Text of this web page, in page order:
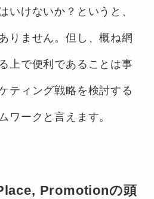
いけないか？というと、
りません。但し、概ね網
上で便利であることは事
ティング戦略を検討する
ワークと言えます。
Promotionの頭